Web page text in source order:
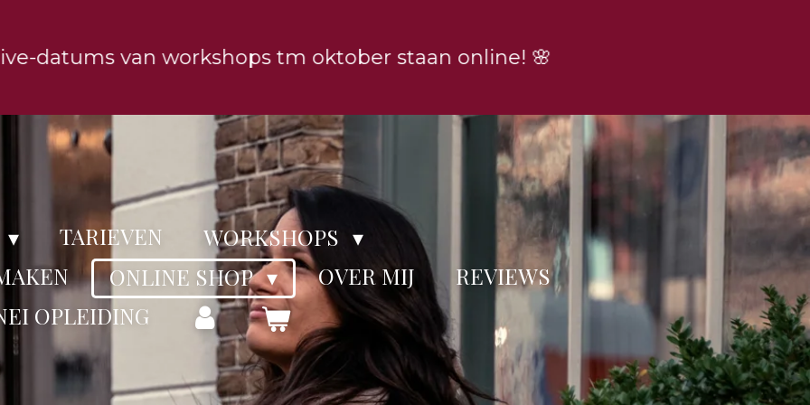
datums van workshops tm oktober staan online! 🌸
TARIEVEN
WORKSHOPS
ONLINE SHOP OVER MIJ
REVIEWS
OPLEIDING